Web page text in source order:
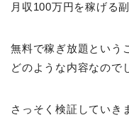
月収100万円を稼げる
無料で稼ぎ放題という
どのような内容なので
さっそく検証していき